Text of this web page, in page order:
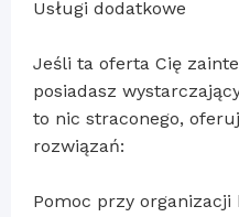
Usługi dodatkowe
Jeśli ta oferta Cię
posiadasz
to nic straconego,
rozwiązań:
Pomoc przy